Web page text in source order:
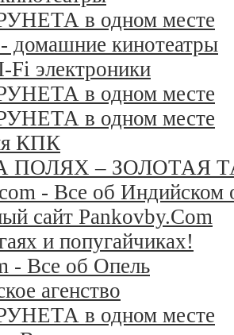
в одном месте
домашние кинотеатры
Fi электроники
в одном месте
в одном месте
КПК
ПОЛЯХ – ЗОЛОТАЯ
- Все об Индийском
сайт Pankovby.Com
и попугайчиках!
- Все об Опель
агенство
в одном месте